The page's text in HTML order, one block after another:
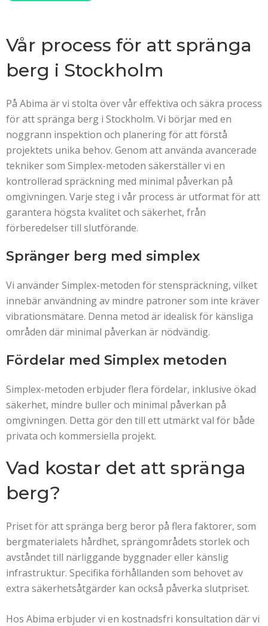
Vår process för att spränga
berg i Stockholm
På Abima är vi stolta över vår effektiva och säkra process
för att spränga berg i Stockholm. Vi börjar med en
noggrann inspektion och planering för att förstå
projektets unika behov. Genom att använda avancerade
tekniker som Simplex-metoden säkerställer vi en
kontrollerad spräckning med minimal påverkan på
omgivningen. Varje steg i vår process är utformat för att
garantera högsta kvalitet och säkerhet, från
förberedelser till slutförande.
Spränger berg med simplex
Vi använder Simplex-metoden för stenspräckning, vilket
innebär användning av mindre patroner som inte kräver
vibrationsmätare. Denna metod är idealisk för känsliga
områden där minimal påverkan är nödvändig.
Fördelar med Simplex metoden
Simplex-metoden erbjuder flera fördelar, inklusive ökad
säkerhet, mindre buller och minimal påverkan på
omgivningen. Detta gör den till ett utmärkt val för både
privata och kommersiella projekt.
Vad kostar det att spränga
berg?
Priset för att spränga berg beror på flera faktorer, som
bergmaterialets hårdhet, sprängområdets storlek och
avståndet till närliggande byggnader eller känslig
infrastruktur. Specifika förhållanden som behovet av
extra säkerhetsåtgärder kan också påverka slutpriset.
Hos Abima erbjuder vi en kostnadsfri konsultation där vi